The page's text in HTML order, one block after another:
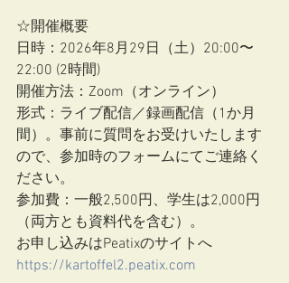
☆開催概要
日時：2026年8月29日（土）20:00〜
22:00 (2時間)
開催方法：Zoom（オンライン）
形式：ライブ配信／録画配信（1か月
間）。事前に質問をお受けいたします
ので、参加時のフォームにてご連絡く
ださい。
参加費：一般2,500円、学生は2,000円
（両方とも資料代を含む）。
お申し込みはPeatixのサイトへ
https://kartoffel2.peatix.com